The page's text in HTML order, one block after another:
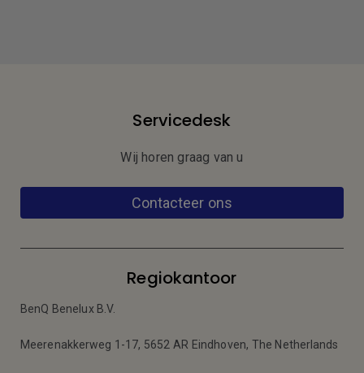
Servicedesk
Wij horen graag van u
Contacteer ons
Regiokantoor
BenQ Benelux B.V.
Meerenakkerweg 1-17, 5652 AR Eindhoven, The Netherlands